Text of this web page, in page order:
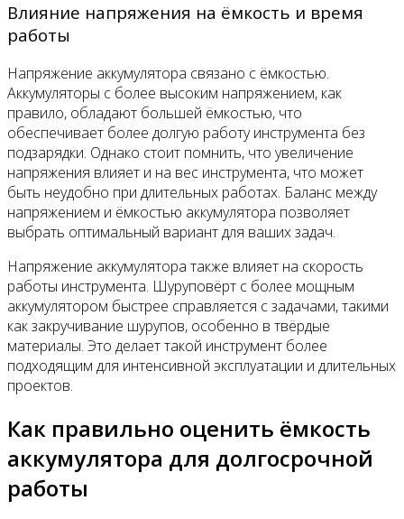
Влияние напряжения на ёмкость и время
работы
Напряжение аккумулятора связано с ёмкостью.
Аккумуляторы с более высоким напряжением, как
правило, обладают большей ёмкостью, что
обеспечивает более долгую работу инструмента без
подзарядки. Однако стоит помнить, что увеличение
напряжения влияет и на вес инструмента, что может
быть неудобно при длительных работах. Баланс между
напряжением и ёмкостью аккумулятора позволяет
выбрать оптимальный вариант для ваших задач.
Напряжение аккумулятора также влияет на скорость
работы инструмента. Шуруповёрт с более мощным
аккумулятором быстрее справляется с задачами, такими
как закручивание шурупов, особенно в твёрдые
материалы. Это делает такой инструмент более
подходящим для интенсивной эксплуатации и длительных
проектов.
Как правильно оценить ёмкость
аккумулятора для долгосрочной
работы